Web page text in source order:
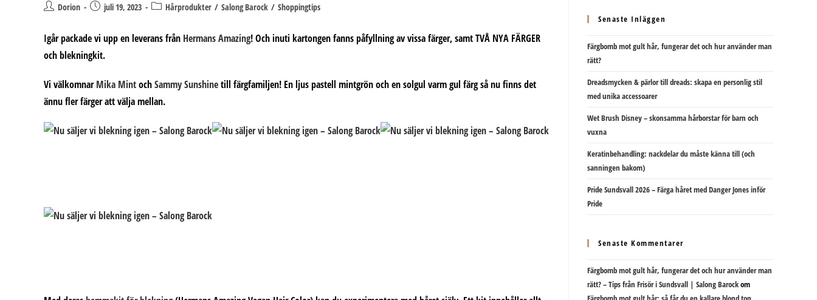
Inläggsförfattare:
Dorion
Inläggetjuli 19, 2023 Inläggskategori:
Hårprodukter / Salong Barock / Shoppingtips
Igår packade vi upp en leverans från Hermans Amazing! Och inuti kartongen fanns påfyllning av vissa färger, samt TVÅ NYA FÄRGER
och blekningkit.
Vi välkomnarMika MintochSammy Sunshinetill färgfamiljen! En ljus pastell mintgrön och en solgul varm gul färg så nu finns det
ännu fler färger att välja mellan.
Senaste Inläggen
Färgbomb mot gult hår, fungerar det och hur använder man
rätt?
Dreadsmycken & pärlor till dreads: skapa en personlig stil
med unika accessoarer
Wet Brush Disney – skonsamma hårborstar för barn och
vuxna
Keratinbehandling: nackdelar du måste känna till (och
sanningen bakom)
Pride Sundsvall 2026 – Färga håret med Danger Jones inför
Pride
Senaste Kommentarer
Färgbomb mot gult hår, fungerar det och hur använder man
rätt? – Tips från Frisör i Sundsvall | Salong Barockom